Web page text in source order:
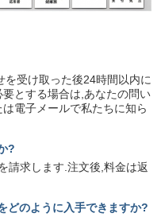
受け取った後24時間以内に
とする場合は,あなたの問い
電子メールで私たちに知ら
?
請求します.注文後,料金は返
どのように入手できますか?